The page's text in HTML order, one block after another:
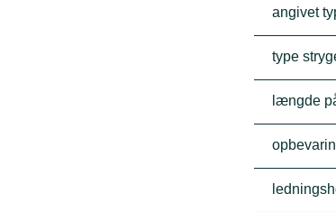
angivet
type
længde